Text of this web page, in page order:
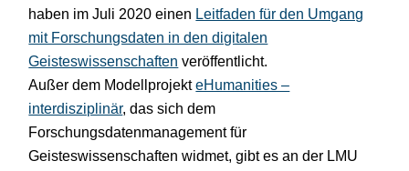
haben im Juli 2020 einen Leitfaden für den Umgang
mit Forschungsdaten in den digitalen
Geisteswissenschaften veröffentlicht.
Außer dem ModellprojekteHumanities –
interdisziplinär, das sich dem
Forschungsdatenmanagement für
Geisteswissenschaften widmet, gibt es an der LMU